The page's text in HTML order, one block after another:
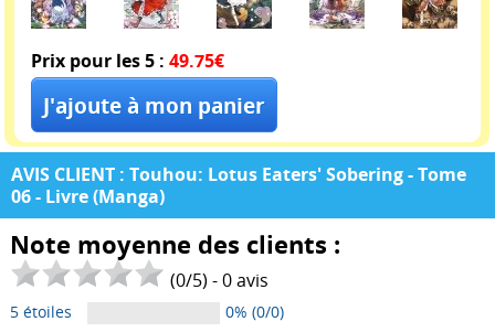
Prix pour les 5 : 49.75€
AVIS CLIENT : Touhou: Lotus Eaters' Sobering - Tome
06 - Livre (Manga)
Note moyenne des clients :
(0/5) -0avis
5 étoiles
0% (0/0)